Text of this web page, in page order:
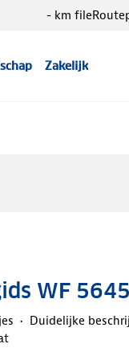
Zakelijk
- km file
WF
Duidelijke